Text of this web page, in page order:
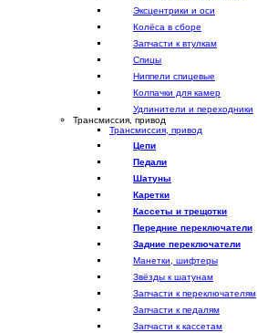
Эксцентрики и оси
Колёса в сборе
Запчасти к втулкам
Спицы
Ниппели спицевые
Колпачки для камер
Удлинители и переходники
Трансмиссия, привод
Трансмиссия, привод
Цепи
Педали
Шатуны
Каретки
Кассеты и трещотки
Передние переключатели
Задние переключатели
Манетки, шифтеры
Звёзды к шатунам
Запчасти к переключателям
Запчасти к педалям
Запчасти к кассетам